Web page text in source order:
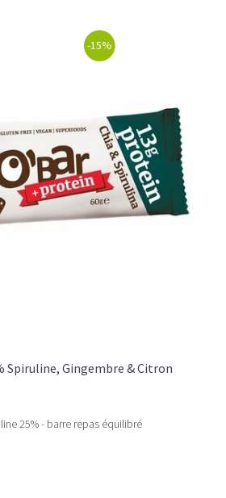
-15%
Spiruline, Gingembre & Citron
25% - barre repas équilibré